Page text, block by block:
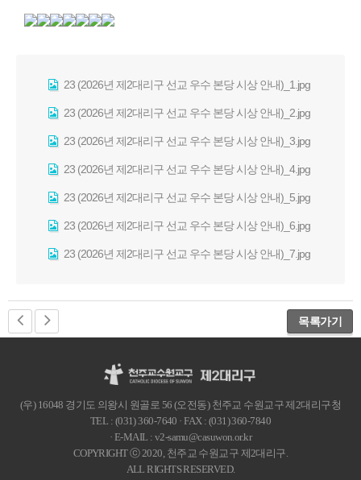
23 (2026년 제2대리구 선교 우수 본당 시상 안내)_1.jpg
23 (2026년 제2대리구 선교 우수 본당 시상 안내)_2.jpg
23 (2026년 제2대리구 선교 우수 본당 시상 안내)_3.jpg
23 (2026년 제2대리구 선교 우수 본당 시상 안내)_4.jpg
23 (2026년 제2대리구 선교 우수 본당 시상 안내)_5.jpg
23 (2026년 제2대리구 선교 우수 본당 시상 안내)_6.jpg
23 (2026년 제2대리구 선교 우수 본당 시상 안내)_7.jpg
목록가기
(우) 16048 경기도 의왕시 원골로 56 (오전동) 천주교 수원교구 제2대리구청
TEL : (031) 360-7640 · FAX : (031) 360-7840
· E-MAIL : v2-samu@casuwon.or.kr
COPYRIGHT ⓒ 2020, 천주교 수원교구 제2대리구.
ALL RIGHTS RESERVED.